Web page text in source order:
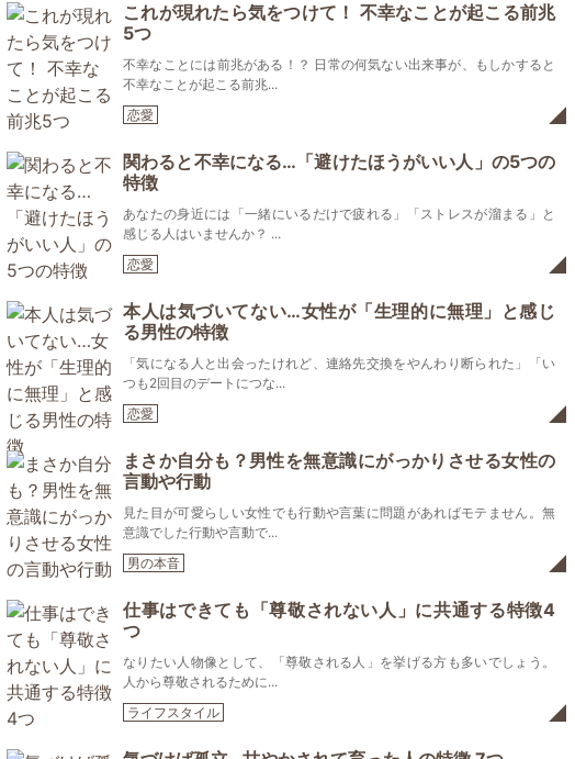
これが現れたら気をつけて！ 不幸なことが起こる前兆
5つ
不幸なことには前兆がある！？ 日常の何気ない出来事が、もしかすると
不幸なことが起こる前兆...
恋愛
関わると不幸になる…「避けたほうがいい人」の5つの
特徴
あなたの身近には「一緒にいるだけで疲れる」「ストレスが溜まる」と
感じる人はいませんか？ ...
恋愛
本人は気づいてない…女性が「生理的に無理」と感じ
る男性の特徴
「気になる人と出会ったけれど、連絡先交換をやんわり断られた」「い
つも2回目のデートにつな...
恋愛
まさか自分も？男性を無意識にがっかりさせる女性の
言動や行動
見た目が可愛らしい女性でも行動や言葉に問題があればモテません。無
意識でした行動や言動で...
男の本音
仕事はできても「尊敬されない人」に共通する特徴4
つ
なりたい人物像として、「尊敬される人」を挙げる方も多いでしょう。
人から尊敬されるために...
ライフスタイル